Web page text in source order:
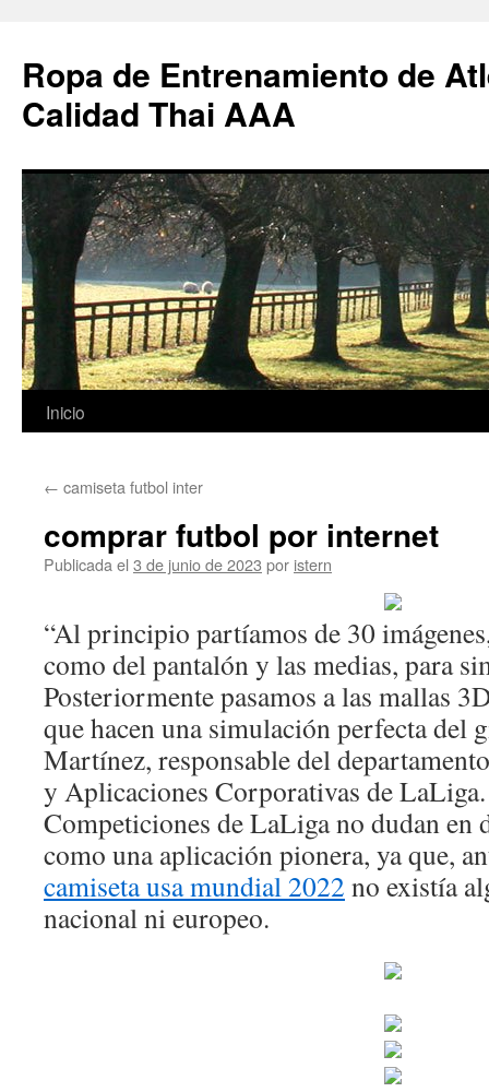
Ropa de Entrenamiento de
Calidad Thai AAA
Saltar
contenido
Inicio
← camiseta futbol inter
comprar futbol por internet
Publicada el 3 de junio de 2023 por istern
“Al principio partíamos de 30
como del pantalón y las medias, para
Posteriormente pasamos a las mallas
que hacen una simulación perfecta del
Martínez, responsable del
y Aplicaciones Corporativas de LaLiga.
Competiciones de LaLiga no dudan en
como una aplicación pionera, ya que,
camiseta usa mundial 2022 no existía
nacional ni europeo.